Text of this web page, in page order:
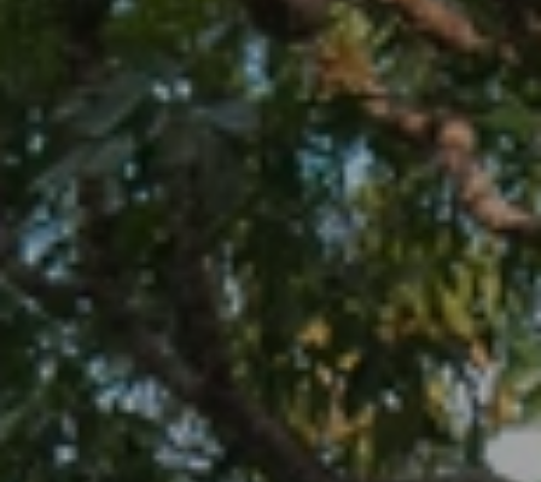
Nachhaltiger Tourismus
Datenschutzrichtlinie
Jobs
Beste Reisezeit – Afrika